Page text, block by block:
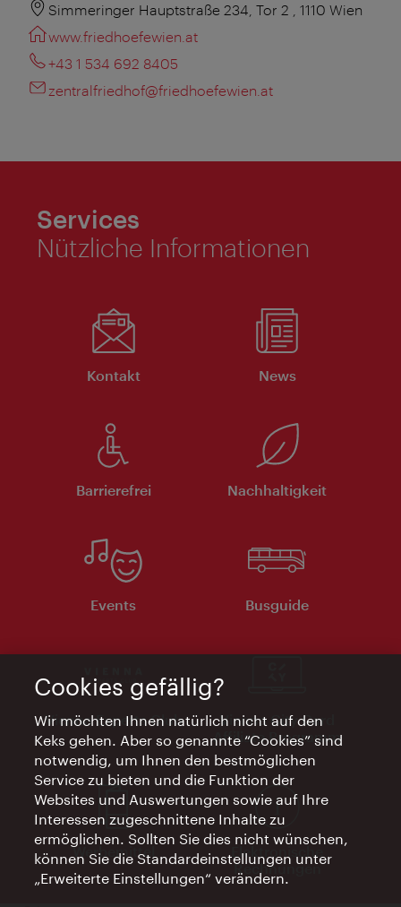
Simmeringer Hauptstraße 234, Tor 2 , 1110 Wien
www.friedhoefewien.at
+43 1 534 692 8405
zentralfriedhof@friedhoefewien.at
Services
Nützliche Informationen
Kontakt News
Barrierefrei Nachhaltigkeit
Events Busguide
Vienna Experts Club
Vienna City Card
Affiliate Programm
Werbemittel
Elektronische
Rechnungen
Cookies gefällig?
Wir möchten Ihnen natürlich nicht auf den
Keks gehen. Aber so genannte “Cookies” sind
notwendig, um Ihnen den bestmöglichen
Service zu bieten und die Funktion der
Websites und Auswertungen sowie auf Ihre
Interessen zugeschnittene Inhalte zu
ermöglichen. Sollten Sie dies nicht wünschen,
können Sie die Standardeinstellungen unter
„Erweiterte Einstellungen“ verändern.